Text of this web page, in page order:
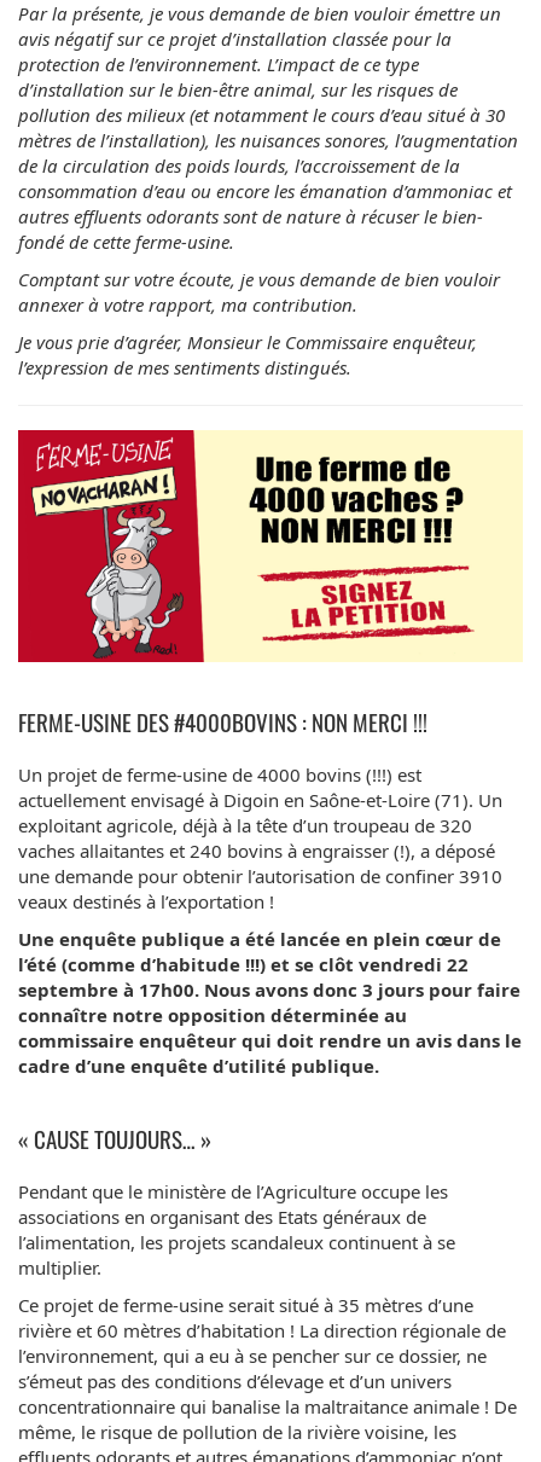
Par la présente, je vous demande de bien vouloir émettre un
avis négatif sur ce projet d’installation classée pour la
protection de l’environnement. L’impact de ce type
d’installation sur le bien-être animal, sur les risques de
pollution des milieux (et notamment le cours d’eau situé à 30
mètres de l’installation), les nuisances sonores, l’augmentation
de la circulation des poids lourds, l’accroissement de la
consommation d’eau ou encore les émanation d’ammoniac et
autres effluents odorants sont de nature à récuser le bien-
fondé de cette ferme-usine.
Comptant sur votre écoute, je vous demande de bien vouloir
annexer à votre rapport, ma contribution.
Je vous prie d’agréer, Monsieur le Commissaire enquêteur,
l’expression de mes sentiments distingués.
FERME-USINE DES #4000BOVINS : NON MERCI !!!
Un projet de ferme-usine de 4000 bovins (!!!) est
actuellement envisagé à Digoin en Saône-et-Loire (71). Un
exploitant agricole, déjà à la tête d’un troupeau de 320
vaches allaitantes et 240 bovins à engraisser (!), a déposé
une demande pour obtenir l’autorisation de confiner 3910
veaux destinés à l’exportation !
Une enquête publique a été lancée en plein cœur de
l’été (comme d’habitude !!!) et se clôt vendredi 22
septembre à 17h00. Nous avons donc 3 jours pour faire
connaître notre opposition déterminée au
commissaire enquêteur qui doit rendre un avis dans le
cadre d’une enquête d’utilité publique.
« CAUSE TOUJOURS… »
Pendant que le ministère de l’Agriculture occupe les
associations en organisant des Etats généraux de
l’alimentation, les projets scandaleux continuent à se
multiplier.
Ce projet de ferme-usine serait situé à 35 mètres d’une
rivière et 60 mètres d’habitation ! La direction régionale de
l’environnement, qui a eu à se pencher sur ce dossier, ne
s’émeut pas des conditions d’élevage et d’un univers
concentrationnaire qui banalise la maltraitance animale ! De
même, le risque de pollution de la rivière voisine, les
effluents odorants et autres émanations d’ammoniac n’ont